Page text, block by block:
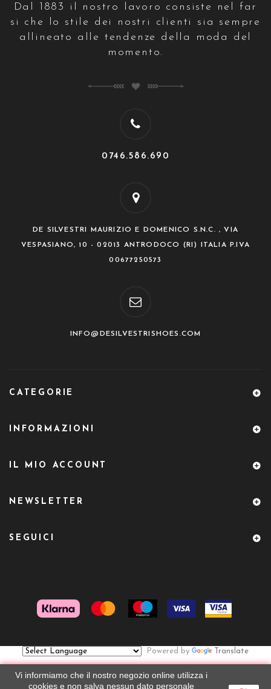
Dal 1883 il nostro lavoro consiste nel far
si che lo stile dei nostri clienti sia sempre
allineato alle tendenze della moda del
momento.
0746.586.690
DE SILVESTRI MAURIZIO E DOMENICO S.N.C. , VIA
VESPASIANO, 10 - 02013 ANTRODOCO (RI) ITALIA P.IVA
00677250573
INFO@DESILVESTRISHOES.COM
CATEGORIE
INFORMAZIONI
IL MIO ACCOUNT
NEWSLETTER
SEGUICI
Vi informiamo che il nostro negozio online utilizza i
cookies e non salva nessun dato personale
Powered by Translate